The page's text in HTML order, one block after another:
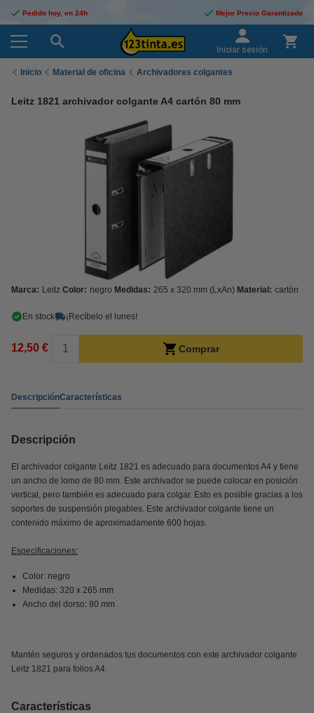
Pedido hoy, en 24h Mejor Precio Garantizado
Iniciar sesión
Inicio Material de oficina Archivadores colgantes
Leitz 1821 archivador colgante A4 cartón 80 mm
Marca: Leitz Color: negro Medidas: 265 x 320 mm (LxAn) Material: cartón
En stock ¡Recíbelo el lunes!
12,50 € Comprar
DescripciónCaracterísticas
Descripción
El archivador colgante Leitz 1821 es adecuado para documentos A4 y tiene
un ancho de lomo de 80 mm. Este archivador se puede colocar en posición
vertical, pero también es adecuado para colgar. Esto es posible gracias a los
soportes de suspensión plegables. Este archivador colgante tiene un
contenido máximo de aproximadamente 600 hojas.
Especificaciones:
Color: negro
Medidas: 320 x 265 mm
Ancho del dorso: 80 mm
Mantén seguros y ordenados tus documentos con este archivador colgante
Leitz 1821 para folios A4.
Características